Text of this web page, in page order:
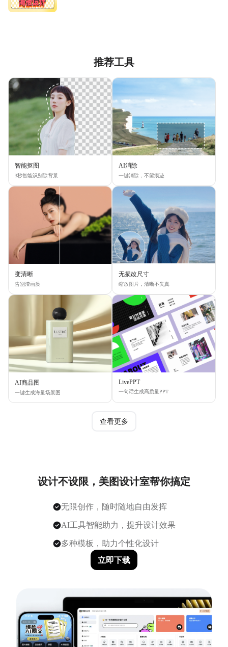
推荐工具
智能抠图
3秒智能识别除背景
AI消除
一键消除，不留痕迹
变清晰
告别渣画质
无损改尺寸
缩放图片，清晰不失真
AI商品图
一键生成海量场景图
LivePPT
一句话生成高质量PPT
查看更多
设计不设限，美图设计室帮你搞定
无限创作，随时随地自由发挥
AI工具智能助力，提升设计效果
多种模板，助力个性化设计
立即下载